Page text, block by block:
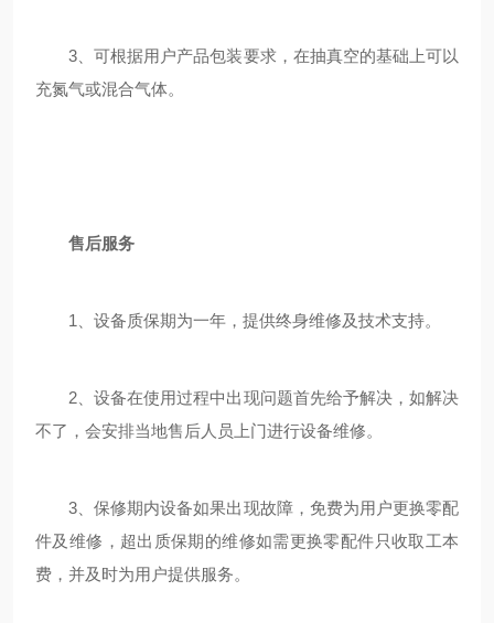
3、可根据用户产品包装要求，在抽真空的基础上可以
充氮气或混合气体。
售后服务
1、设备质保期为一年，提供终身维修及技术支持。
2、设备在使用过程中出现问题首先给予解决，如解决
不了，会安排当地售后人员上门进行设备维修。
3、保修期内设备如果出现故障，免费为用户更换零配
件及维修，超出质保期的维修如需更换零配件只收取工本
费，并及时为用户提供服务。